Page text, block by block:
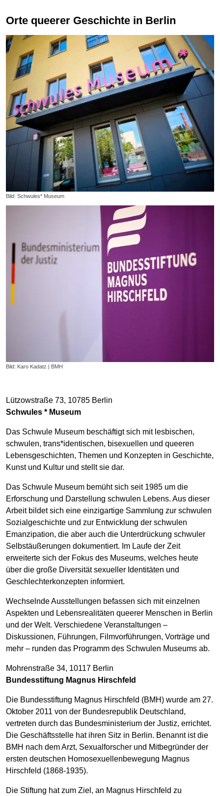
Orte queerer Geschichte in Berlin
Bild: Schwules* Museum
Bild: Karo Kadatz | BMH
Lützowstraße 73, 10785 Berlin
Schwules * Museum
Das Schwule Museum beschäftigt sich mit lesbischen,
schwulen, trans*identischen, bisexuellen und queeren
Lebensgeschichten, Themen und Konzepten in Geschichte,
Kunst und Kultur und stellt sie dar.
Das Schwule Museum bemüht sich seit 1985 um die
Erforschung und Darstellung schwulen Lebens. Aus dieser
Arbeit bildet sich eine einzigartige Sammlung zur schwulen
Sozialgeschichte und zur Entwicklung der schwulen
Emanzipation, die aber auch die Unterdrückung schwuler
Selbstäußerungen dokumentiert. Im Laufe der Zeit
erweiterte sich der Fokus des Museums, welches heute
über die große Diversität sexueller Identitäten und
Geschlechterkonzepten informiert.
Wechselnde Ausstellungen befassen sich mit einzelnen
Aspekten und Lebensrealitäten queerer Menschen in Berlin
und der Welt. Verschiedene Veranstaltungen –
Diskussionen, Führungen, Filmvorführungen, Vorträge und
mehr – runden das Programm des Schwulen Museums ab.
Mohrenstraße 34, 10117 Berlin
Bundesstiftung Magnus Hirschfeld
Die Bundesstiftung Magnus Hirschfeld (BMH) wurde am 27.
Oktober 2011 von der Bundesrepublik Deutschland,
vertreten durch das Bundesministerium der Justiz, errichtet.
Die Geschäftsstelle hat ihren Sitz in Berlin. Benannt ist die
BMH nach dem Arzt, Sexualforscher und Mitbegründer der
ersten deutschen Homosexuellenbewegung Magnus
Hirschfeld (1868-1935).
Die Stiftung hat zum Ziel, an Magnus Hirschfeld zu